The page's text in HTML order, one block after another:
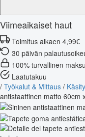
Viimeaikaiset haut
Toimitus alkaen 4,99€
30 päivän
100% turvallinen maksu
Laatutakuu
/ Työkalut & Mittaus /
antistaattinen matto 60cm